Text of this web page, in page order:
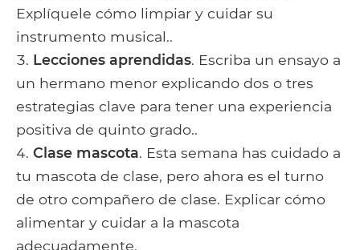
Explíquele cómo limpiar y cuidar su
instrumento musical..
Lecciones aprendidas. Escriba un ensayo a
un hermano menor explicando dos o tres
estrategias clave para tener una experiencia
positiva de quinto grado..
Clase mascota. Esta semana has cuidado a
tu mascota de clase, pero ahora es el turno
de otro compañero de clase. Explicar cómo
alimentar y cuidar a la mascota
adecuadamente.